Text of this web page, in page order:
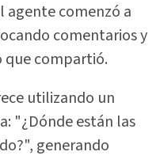
agente comenzó a
comentarios y
que compartió.
utilizando un
"¿Dónde están las
generando